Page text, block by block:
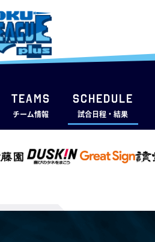
TEAMS
チーム情報
SCHEDULE
試合日程・結果